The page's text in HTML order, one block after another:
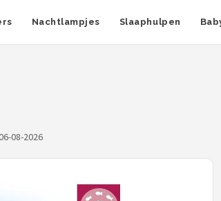
Nachtlampjes Slaaphulpen
08-2026